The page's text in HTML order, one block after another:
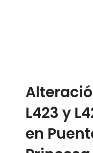
L423 y
en